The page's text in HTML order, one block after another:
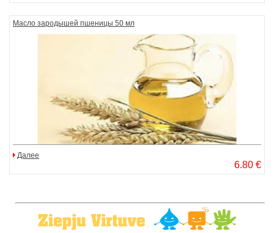
Масло зародышей пшеницы 50 мл
Далее
6.80 €